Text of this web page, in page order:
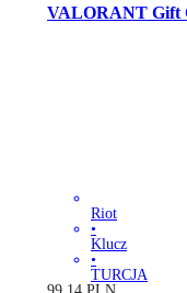
VALORANT Gift
Riot
•
Klucz
•
TURCJA